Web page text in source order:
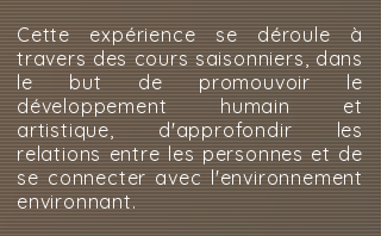
Cette expérience se déroule à
travers des cours saisonniers, dans
le but de promouvoir le
développement humain et
artistique, d'approfondir les
relations entre les personnes et de
se connecter avec l'environnement
environnant.